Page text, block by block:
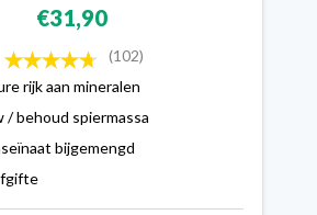
€31,90
(102)
rijk aan mineralen
/ behoud spiermassa
bijgemengd